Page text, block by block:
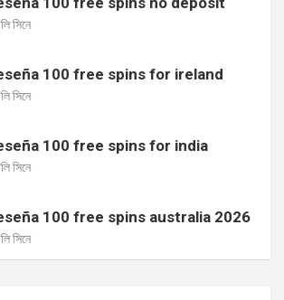
সিনে
100 free spins for ireland
সিনে
100 free spins for india
সিনে
100 free spins australia 2026
সিনে